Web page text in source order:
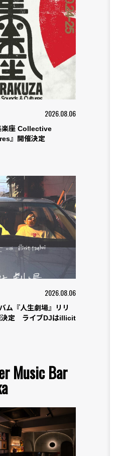
2026.08.06
楽座 Collective
』開催決定
2026.08.06
ム『人生劇場』リリ
決定 ライブDJはillicit
Music Bar